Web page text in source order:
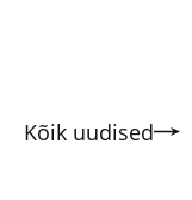
Kõik uudised